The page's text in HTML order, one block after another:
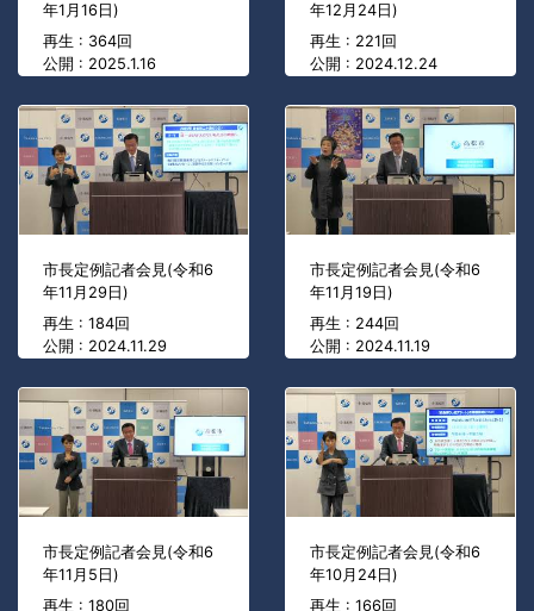
年1月16日)
再生 : 364回
公開 : 2025.1.16
年12月24日)
再生 : 221回
公開 : 2024.12.24
市長定例記者会見(令和6
年11月29日)
再生 : 184回
公開 : 2024.11.29
市長定例記者会見(令和6
年11月19日)
再生 : 244回
公開 : 2024.11.19
市長定例記者会見(令和6
年11月5日)
再生 : 180回
市長定例記者会見(令和6
年10月24日)
再生 : 166回